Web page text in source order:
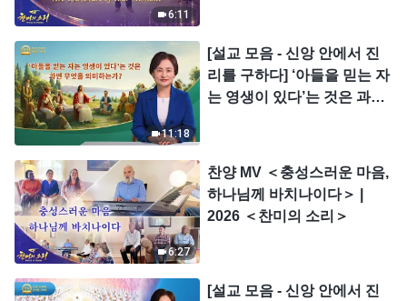
6:11
11:18
[설교 모음 - 신앙 안에서 진
리를 구하다] ‘아들을 믿는 자
는 영생이 있다’는 것은 과연
6:27
찬양 MV ＜충성스러운 마음,
하나님께 바치나이다＞ |
2026 ＜찬미의 소리＞
[설교 모음 - 신앙 안에서 진